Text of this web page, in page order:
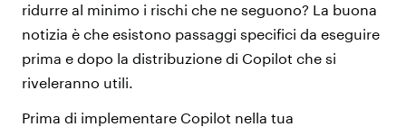
ridurre al minimo i rischi che ne seguono? La buona
notizia è che esistono passaggi specifici da eseguire
prima e dopo la distribuzione di Copilot che si
riveleranno utili.
Prima di implementare Copilot nella tua